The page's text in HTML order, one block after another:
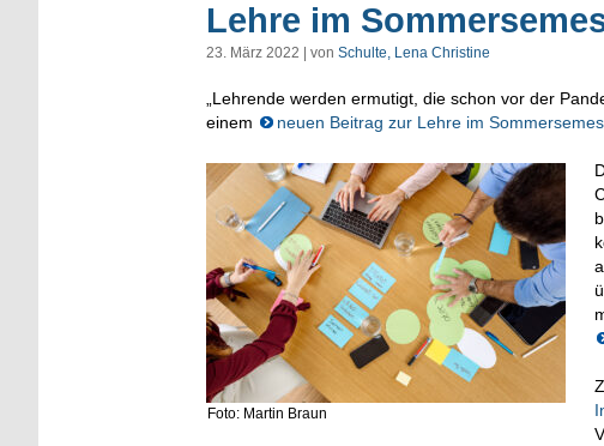
Lehre im
23. März 2022 | von Schulte, Lena Christine
„Lehrende werden ermutigt, die schon vor der
einem
neuen Beitrag zur Lehre im
Foto: Martin Braun